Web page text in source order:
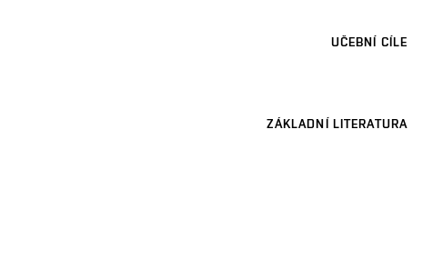
UČEBNÍ CÍLE
ZÁKLADNÍ LITERATURA